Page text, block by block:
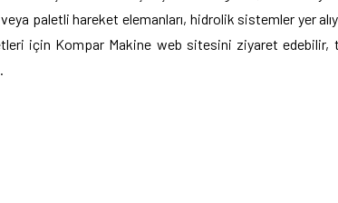
paletli hareket elemanları, hidrolik sistemler yer
için Kompar Makine web sitesini ziyaret edebilir,